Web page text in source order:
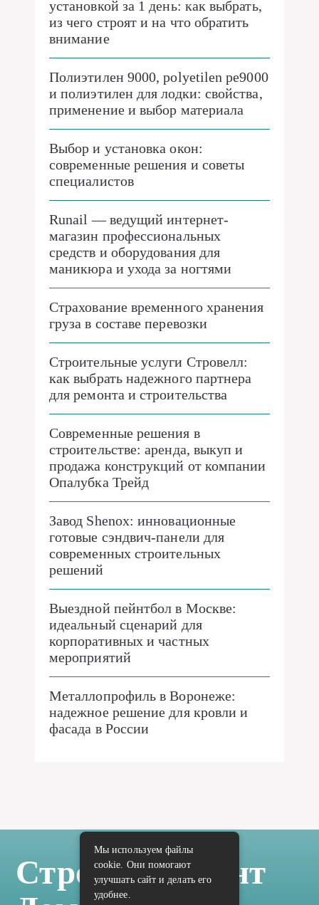
установкой за 1 день: как выбрать,
из чего строят и на что обратить
внимание
Полиэтилен 9000, polyetilen pe9000
и полиэтилен для лодки: свойства,
применение и выбор материала
Выбор и установка окон:
современные решения и советы
специалистов
Runail — ведущий интернет-
магазин профессиональных
средств и оборудования для
маникюра и ухода за ногтями
Страхование временного хранения
груза в составе перевозки
Строительные услуги Стровелл:
как выбрать надежного партнера
для ремонта и строительства
Современные решения в
строительстве: аренда, выкуп и
продажа конструкций от компании
Опалубка Трейд
Завод Shenox: инновационные
готовые сэндвич-панели для
современных строительных
решений
Выездной пейнтбол в Москве:
идеальный сценарий для
корпоративных и частных
мероприятий
Металлопрофиль в Воронеже:
надежное решение для кровли и
фасада в России
Стройка Ремонт
Мы используем файлы
cookie. Они помогают
улучшать сайт и делать его
удобнее.